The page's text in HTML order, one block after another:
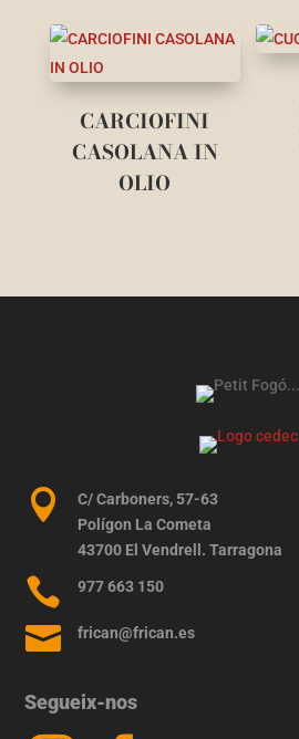
CARCIOFINI
CASOLANA IN
OLIO

C/ Carboners, 57-63
Polígon La Cometa
43700 El Vendrell. Tarragona
 977 663 150
 frican@frican.es
Segueix-nos